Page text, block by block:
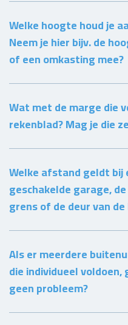
Welke hoogte houd je
Neem je hier bijv. de
of een omkasting mee?
Wat met de marge die
rekenblad? Mag je die
Welke afstand geldt bij
geschakelde garage,
grens of de deur van
Als er meerdere
die individueel
geen probleem?